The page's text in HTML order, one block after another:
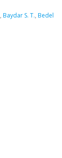
, Baydar S. T., Bedel